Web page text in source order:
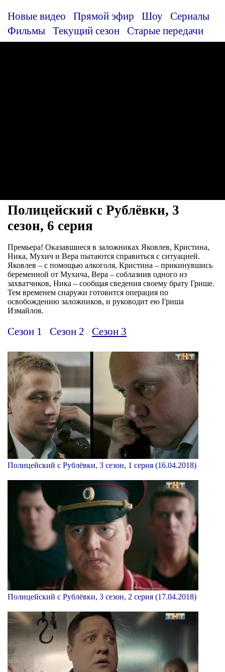
Новые видео Прямой эфир Шоу
Сериалы
Фильмы
Текущий сезон Старые передачи
Полицейский с Рублёвки, 3
сезон, 6 серия
Премьера! Оказавшиеся в заложниках Яковлев, Кристина,
Ника, Мухич и Вера пытаются справиться с ситуацией.
Яковлев – с помощью алкоголя, Кристина – прикинувшись
беременной от Мухича, Вера – соблазнив одного из
захватчиков, Ника – сообщая сведения своему брату Грише.
Тем временем снаружи готовится операция по
освобождению заложников, и руководит ею Гриша
Измайлов.
Сезон 1 Сезон 2 Сезон 3
Полицейский с Рублёвки, 3 сезон, 1 серия (16.04.2018)
Полицейский с Рублёвки, 3 сезон, 2 серия (17.04.2018)